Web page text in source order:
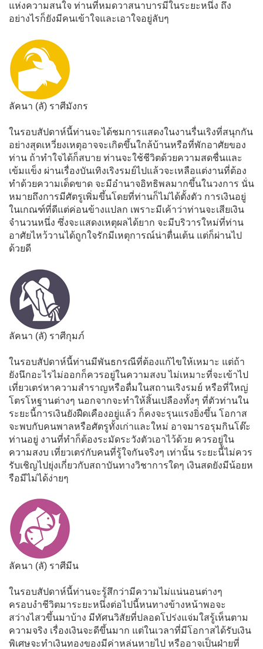
แห่งความสนใจ ท่านที่หมดวาสนาบารมีในระยะหนึ่ง ถึง
อย่างไรก็ยังมีคนเข้าใจและเอาใจอยู่ลับๆ
ลัคนา (ลั) ราศีมังกร
ในรอบสัปดาห์นี้ท่านจะได้ชมการแสดงในงานรื่นเริงที่สนุกกัน
อย่างสุดเหวี่ยงเหตุอาจจะเกิดขึ้นใกล้บ้านหรือที่พักอาศัยของ
ท่าน ถ้าทำใจได้ก็สบาย ท่านจะใช้ชีวิตด้วยความสดชื่นและ
เข้มแข็ง ผ่านเรื่องบันเทิงเริงรมย์ไปแล้วจะเหลือแต่งานที่ต้อง
ทำด้วยความเด็ดขาด จะมีอำนาจอิทธิพลมากขึ้นในวงการ นั่น
หมายถึงการมีศัตรูเพิ่มขึ้นโดยที่ท่านก็ไม่ได้ตั้งตัว การเงินอยู่
ในเกณฑ์ที่ดีแต่ค่อนข้างแปลก เพราะมีเค้าว่าท่านจะเสียเงิน
จำนวนหนึ่ง ซึ่งจะแสดงเหตุผลได้ยาก จะมีบริวารใหม่ที่ท่าน
อาศัยไหว้วานได้ถูกใจรักมีเหตุการณ์น่าตื่นเต้น แต่ก็ผ่านไป
ด้วยดี
ลัคนา (ลั) ราศีกุมภ์
ในรอบสัปดาห์นี้ท่านมีพันธกรณีที่ต้องแก้ไขให้เหมาะ แต่ถ้า
ยังนึกอะไรไม่ออกก็ควรอยู่ในความสงบ ไม่เหมาะที่จะเข้าไป
เที่ยวเตร่หาความสำราญหรือดื่มในสถานเริงรมย์ หรือที่ใหญ่
โตรโหฐานต่างๆ นอกจากจะทำให้สิ้นเปลืองทั้งๆ ที่ตัวท่านใน
ระยะนี้การเงินยังฝืดเคืองอยู่แล้ว ก็คงจะรุนแรงยิ่งขึ้น โอกาส
จะพบกับคนพาลหรือศัตรูทั้งเก่าและใหม่ อาจมารอรุมกินโต๊ะ
ท่านอยู่ งานที่ทำก็ต้องระมัดระวังตัวเอาไว้ด้วย ควรอยู่ใน
ความสงบ เที่ยวเตร่กับคนที่รู้ใจกันจริงๆ เท่านั้น ระยะนี้ไม่ควร
รับเชิญไปยุ่งเกี่ยวกับสถาบันทางวิชาการใดๆ เงินสดยังมีน้อยห
รือมีไม่ได้ง่ายๆ
ลัคนา (ลั) ราศีมีน
ในรอบสัปดาห์นี้ท่านจะรู้สึกว่ามีความไม่แน่นอนต่างๆ
ครอบงำชีวิตมาระยะหนึ่งต่อไปนี้หนทางข้างหน้าพอจะ
สว่างไสวขึ้นมาบ้าง มีทัศนวิสัยที่ปลอดโปร่งแจ่มใสรู้เห็นตาม
ความจริง เรื่องเงินจะดีขึ้นมาก แต่ในเวลาที่มีโอกาสได้รับเงิน
พิเศษจะทำเงินทองของมีค่าหล่นหายไป หรืออาจเป็นฝ่ายที่